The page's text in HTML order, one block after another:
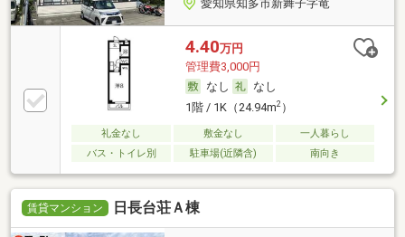
愛知県知多市新舞子字竜
4.40万円
管理費3,000円
なし
なし
1階 / 1K（24.94m2）
礼金なし 敷金なし
一人暮らし
バス・トイレ別
駐車場(近隣含) 南向き
賃貸マンション 日長台荘Ａ棟